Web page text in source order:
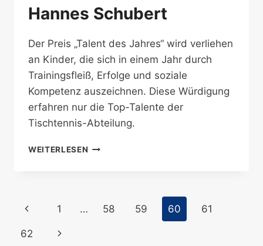
Hannes Schubert
Der Preis „Talent des Jahres“ wird verliehen
an Kinder, die sich in einem Jahr durch
Trainingsfleiß, Erfolge und soziale
Kompetenz auszeichnen. Diese Würdigung
erfahren nur die Top-Talente der
Tischtennis-Abteilung.
WEITERLESEN „TALENT
SCHUBERT
Seitennavigation
Vorherige
Seite
1 … 58 59 60 61
62 Nächste